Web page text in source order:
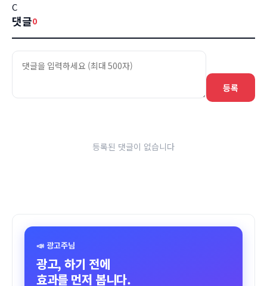
C
댓글0
등록
등록된 댓글이 없습니다
📣 광고주님
광고, 하기 전에
효과를 먼저 봅니다.